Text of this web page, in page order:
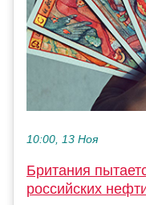
10:00, 13 Ноя
Британия
российских